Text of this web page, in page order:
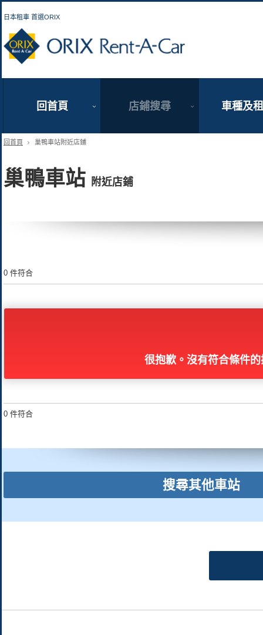
日本租車 首選ORIX
回首頁 店鋪搜尋 車種及
回首頁 巢鴨車站附近店鋪
巢鴨車站 附近店鋪
0 件符合
很抱歉。沒有符合條件
0 件符合
搜尋其他車站